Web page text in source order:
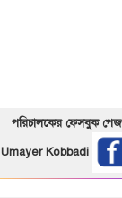
পরিচালকের ফেসবুক পেজ
Umayer Kobbadi